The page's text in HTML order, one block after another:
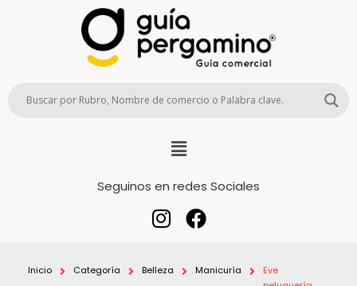
Seguinos en redes Sociales
Inicio Categoría Belleza Manicuría
Eve